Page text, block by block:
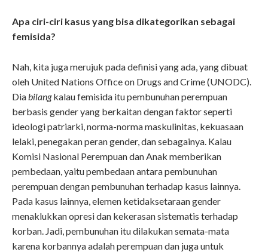
Apa ciri-ciri kasus yang bisa dikategorikan sebagai
femisida?
Nah, kita juga merujuk pada definisi yang ada, yang dibuat
oleh United Nations Office on Drugs and Crime (UNODC).
Dia bilangkalau femisida itu pembunuhan perempuan
berbasis gender yang berkaitan dengan faktor seperti
ideologi patriarki, norma-norma maskulinitas, kekuasaan
lelaki, penegakan peran gender, dan sebagainya. Kalau
Komisi Nasional Perempuan dan Anak memberikan
pembedaan, yaitu pembedaan antara pembunuhan
perempuan dengan pembunuhan terhadap kasus lainnya.
Pada kasus lainnya, elemen ketidaksetaraan gender
menaklukkan opresi dan kekerasan sistematis terhadap
korban. Jadi, pembunuhan itu dilakukan semata-mata
karena korbannya adalah perempuan dan juga untuk